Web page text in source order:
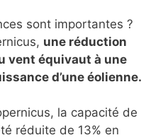
sont importantes ?
une réduction
vent équivaut à une
d’une éolienne.
la capacité de
réduite de 13% en